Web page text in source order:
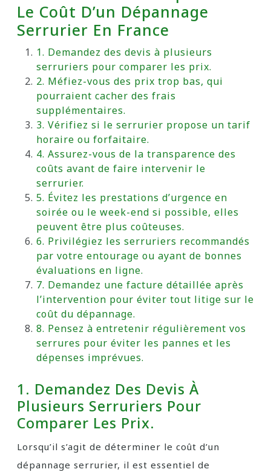
Le Coût D’un Dépannage
Serrurier En France
1. Demandez des devis à plusieurs
serruriers pour comparer les prix.
2. Méfiez-vous des prix trop bas, qui
pourraient cacher des frais
supplémentaires.
3. Vérifiez si le serrurier propose un tarif
horaire ou forfaitaire.
4. Assurez-vous de la transparence des
coûts avant de faire intervenir le
serrurier.
5. Évitez les prestations d’urgence en
soirée ou le week-end si possible, elles
peuvent être plus coûteuses.
6. Privilégiez les serruriers recommandés
par votre entourage ou ayant de bonnes
évaluations en ligne.
7. Demandez une facture détaillée après
l’intervention pour éviter tout litige sur le
coût du dépannage.
8. Pensez à entretenir régulièrement vos
serrures pour éviter les pannes et les
dépenses imprévues.
1. Demandez Des Devis À
Plusieurs Serruriers Pour
Comparer Les Prix.
Lorsqu’il s’agit de déterminer le coût d’un
dépannage serrurier, il est essentiel de